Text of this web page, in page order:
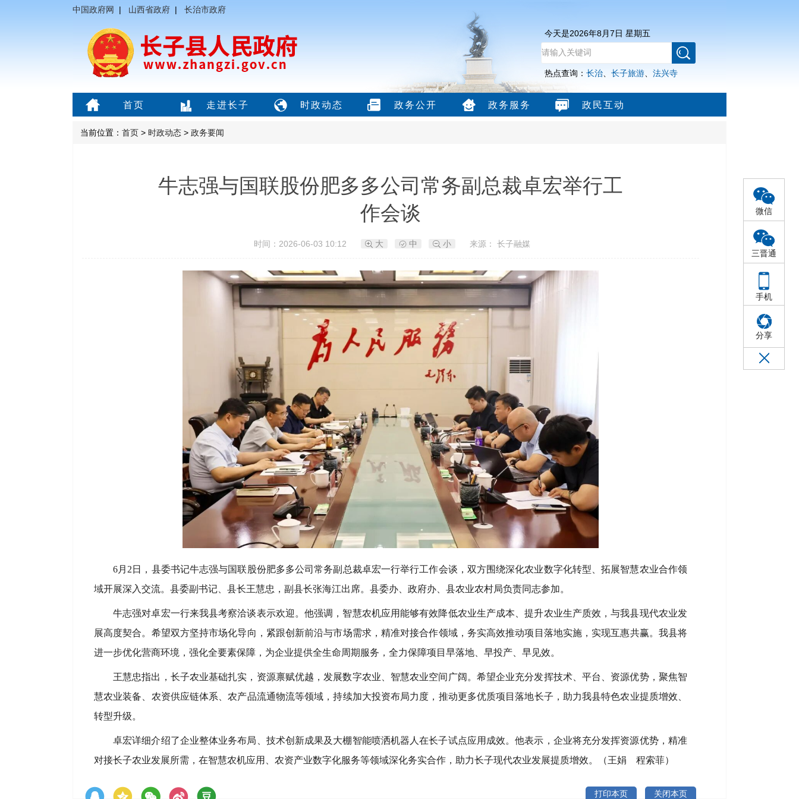
微信
三晋通
手机
分享
中国政府网 | 山西省政府 | 长治市政府
今天是2026年8月7日 星期五
热点查询： 长治 长子旅游 法兴寺
首页 走进长子 时政动态 政务公开 政务服务 政民互动
当前位置： 首页 > 时政动态 > 政务要闻
牛志强与国联股份肥多多公司常务副总裁卓宏举行工
作会谈
时间：2026-06-03 10:12 大 中 小 来源： 长子融媒
6月2日，县委书记牛志强与国联股份肥多多公司常务副总裁卓宏一行举行工作会谈，双方围绕深化农业数字化转型、拓展智慧农业合作领
域开展深入交流。县委副书记、县长王慧忠，副县长张海江出席。县委办、政府办、县农业农村局负责同志参加。
牛志强对卓宏一行来我县考察洽谈表示欢迎。他强调，智慧农机应用能够有效降低农业生产成本、提升农业生产质效，与我县现代农业发
展高度契合。希望双方坚持市场化导向，紧跟创新前沿与市场需求，精准对接合作领域，务实高效推动项目落地实施，实现互惠共赢。我县将
进一步优化营商环境，强化全要素保障，为企业提供全生命周期服务，全力保障项目早落地、早投产、早见效。
王慧忠指出，长子农业基础扎实，资源禀赋优越，发展数字农业、智慧农业空间广阔。希望企业充分发挥技术、平台、资源优势，聚焦智
慧农业装备、农资供应链体系、农产品流通物流等领域，持续加大投资布局力度，推动更多优质项目落地长子，助力我县特色农业提质增效、
转型升级。
卓宏详细介绍了企业整体业务布局、技术创新成果及大棚智能喷洒机器人在长子试点应用成效。他表示，企业将充分发挥资源优势，精准
对接长子农业发展所需，在智慧农机应用、农资产业数字化服务等领域深化务实合作，助力长子现代农业发展提质增效。（王娟 程索菲）
打印本页 关闭本页